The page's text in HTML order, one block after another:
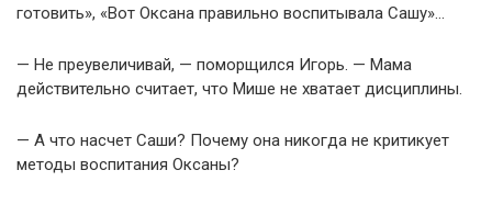
готовить», «Вот Оксана правильно воспитывала Сашу»…
— Не преувеличивай, — поморщился Игорь. — Мама
действительно считает, что Мише не хватает дисциплины.
— А что насчет Саши? Почему она никогда не критикует
методы воспитания Оксаны?